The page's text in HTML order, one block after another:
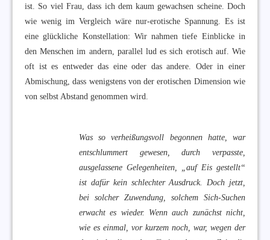
ist. So viel Frau, dass ich dem kaum gewachsen scheine. Doch
wie wenig im Vergleich wäre nur-erotische Spannung. Es ist
eine glückliche Konstellation: Wir nahmen tiefe Einblicke in
den Menschen im andern, parallel lud es sich erotisch auf. Wie
oft ist es entweder das eine oder das andere. Oder in einer
Abmischung, dass wenigstens von der erotischen Dimension wie
von selbst Abstand genommen wird.
Was so verheißungsvoll begonnen hatte, war
entschlummert gewesen, durch verpasste,
ausgelassene Gelegenheiten, „auf Eis gestellt“
ist dafür kein schlechter Ausdruck. Doch jetzt,
bei solcher Zuwendung, solchem Sich-Suchen
erwacht es wieder. Wenn auch zunächst nicht,
wie es einmal, vor kurzem noch, war, wegen der